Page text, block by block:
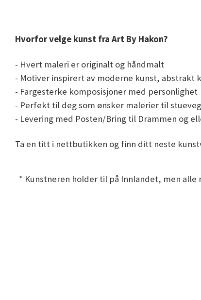
Hvorfor velge kunst fra Art By Hakon?
- Hvert maleri er originalt og håndmalt
- Motiver inspirert av moderne kunst, abstrakt
- Fargesterke komposisjoner med personlighet
- Perfekt til deg som ønsker malerier til
- Levering med Posten/Bring til Drammen og
Ta en titt i nettbutikken og finn ditt neste
* Kunstneren holder til på Innlandet, men